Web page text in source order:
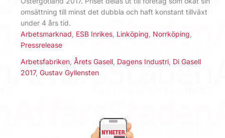
omsättning till minst det dubbla och haft konstant tillväxt
under 4 års tid.
Arbetsmarknad ESB Inrikes Linköping Norrköping
Pressrelease
Arbetsfabriken Årets Gasell Dagens Industri Di Gasell
2017, Gustav Gyllensten